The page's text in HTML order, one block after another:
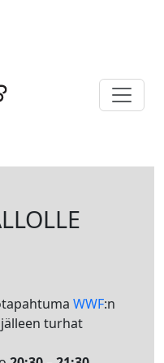
WWF:n
turhat